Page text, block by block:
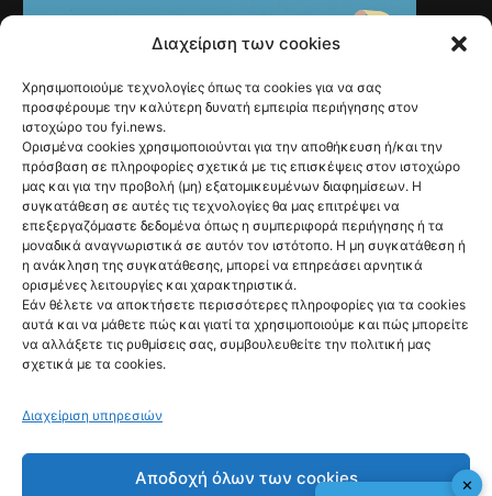
Διαχείριση των cookies
Χρησιμοποιούμε τεχνολογίες όπως τα cookies για να σας
προσφέρουμε την καλύτερη δυνατή εμπειρία περιήγησης στον
ιστοχώρο του fyi.news.
Ορισμένα cookies χρησιμοποιούνται για την αποθήκευση ή/και την
πρόσβαση σε πληροφορίες σχετικά με τις επισκέψεις στον ιστοχώρο
μας και για την προβολή (μη) εξατομικευμένων διαφημίσεων. Η
συγκατάθεση σε αυτές τις τεχνολογίες θα μας επιτρέψει να
επεξεργαζόμαστε δεδομένα όπως η συμπεριφορά περιήγησης ή τα
μοναδικά αναγνωριστικά σε αυτόν τον ιστότοπο. Η μη συγκατάθεση ή
η ανάκληση της συγκατάθεσης, μπορεί να επηρεάσει αρνητικά
ορισμένες λειτουργίες και χαρακτηριστικά.
Εάν θέλετε να αποκτήσετε περισσότερες πληροφορίες για τα cookies
αυτά και να μάθετε πώς και γιατί τα χρησιμοποιούμε και πώς μπορείτε
να αλλάξετε τις ρυθμίσεις σας, συμβουλευθείτε την πολιτική μας
σχετικά με τα cookies.
Διαχείριση υπηρεσιών
Αποδοχή όλων των cookies
EXPLAINERS
Γιατί σε πιάνει
κατούρημα όταν
βουτάς στο νερό;
Η επιστήμη
έρχεται ν’
απαντήσει
@fyinews team
07/08/2026
✕